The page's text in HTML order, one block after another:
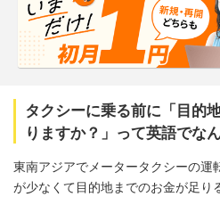
タクシーに乗る前に「目的
りますか？」って英語でな
東南アジアでメータータクシーの運
が少なくて目的地までのお金が足り